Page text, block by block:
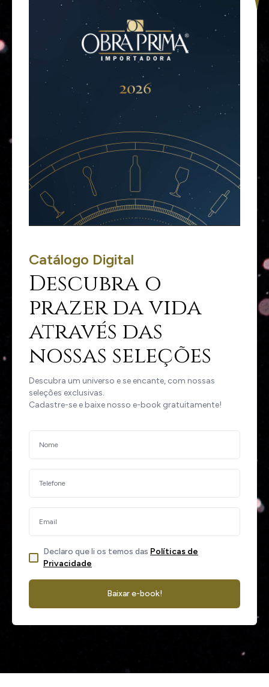
Catálogo Digital
Descubra o
prazer da vida
através das
nossas seleções
Descubra um universo e se encante, com nossas
seleções exclusivas.
Cadastre-se e baixe nosso e-book gratuitamente!
Declaro que li os temos das Políticas de
Privacidade
Baixar e-book!